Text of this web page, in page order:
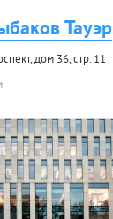
Тауэр
дом 36, стр. 11